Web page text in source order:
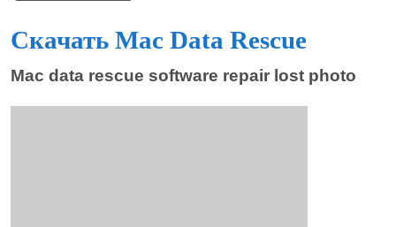
Скачать Mac Data Rescue
Mac data rescue software repair lost photo